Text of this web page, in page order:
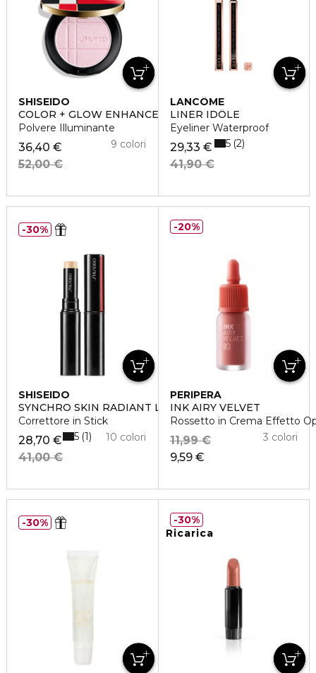
SHISEIDO
COLOR + GLOW ENHANCER
Polvere Illuminante
36,40 €
52,00 €
9 colori
LANCÔME
LINER IDÔLE
Eyeliner Waterproof
29,33 €
41,90 €
5 2
SHISEIDO
SYNCHRO SKIN RADIANT LIFTING
Correttore in Stick
28,70 €
41,00 €
10 colori
5 1
30%
PERIPERA
INK AIRY VELVET
Rossetto in Crema Effetto
9,59 €
11,99 € 3 colori
20%
30%
Ricarica
30%